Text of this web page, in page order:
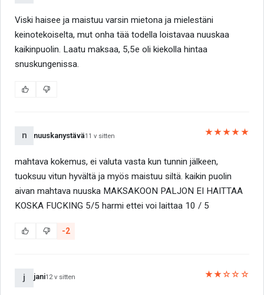
Viski haisee ja maistuu varsin mietona ja mielestäni
keinotekoiselta, mut onha tää todella loistavaa nuuskaa
kaikinpuolin. Laatu maksaa, 5,5e oli kiekolla hintaa
snuskungenissa.
n nuuskanystävä11 v sitten ★★★★★
mahtava kokemus, ei valuta vasta kun tunnin jälkeen,
tuoksuu vitun hyvältä ja myös maistuu siltä. kaikin puolin
aivan mahtava nuuska MAKSAKOON PALJON EI HAITTAA
KOSKA FUCKING 5/5 harmi ettei voi laittaa 10 / 5
-2
j jani12 v sitten ★★☆☆☆